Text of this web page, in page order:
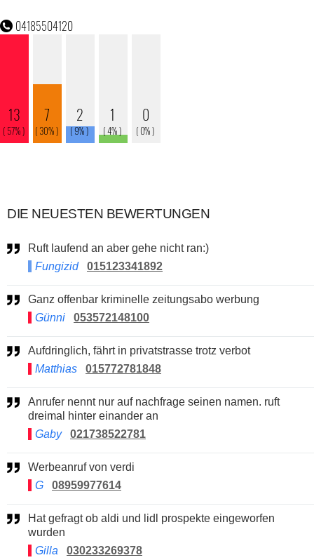
DIE NEUESTEN BEWERTUNGEN
Ruft laufend an aber gehe nicht ran:)
Fungizid
015123341892
Ganz offenbar kriminelle zeitungsabo werbung
Günni
053572148100
Aufdringlich, fährt in privatstrasse trotz verbot
Matthias
015772781848
Anrufer nennt nur auf nachfrage seinen namen. ruft
dreimal hinter einander an
Gaby
021738522781
Werbeanruf von verdi
G
08959977614
Hat gefragt ob aldi und lidl prospekte eingeworfen
wurden
Gilla
030233269378